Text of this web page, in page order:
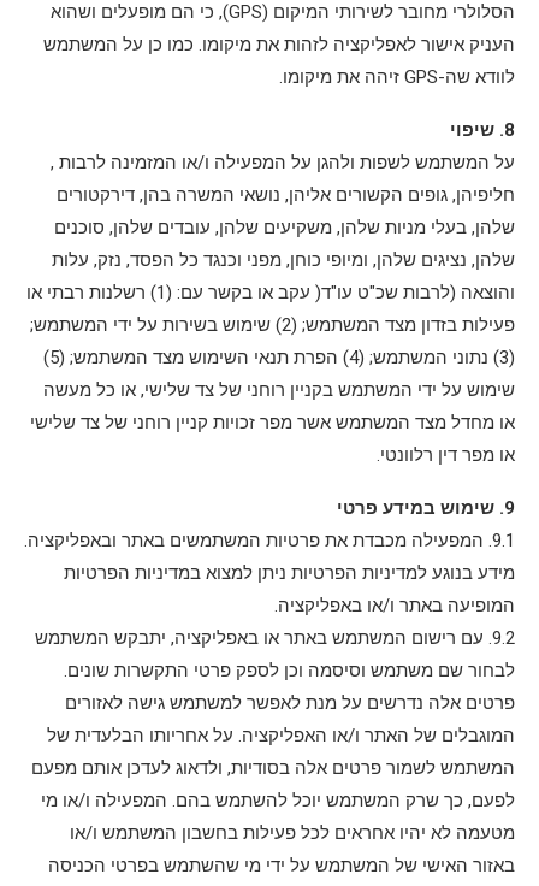
הסלולרי מחובר לשירותי המיקום (GPS), כי הם מופעלים ושהוא
העניק אישור לאפליקציה לזהות את מיקומו. כמו כן על המשתמש
לוודא שה-GPS זיהה את מיקומו.
8. שיפוי
על המשתמש לשפות ולהגן על המפעילה ו/או המזמינה לרבות ,
חליפיהן, גופים הקשורים אליהן, נושאי המשרה בהן, דירקטורים
שלהן, בעלי מניות שלהן, משקיעים שלהן, עובדים שלהן, סוכנים
שלהן, נציגים שלהן, ומיופי כוחן, מפני וכנגד כל הפסד, נזק, עלות
והוצאה (לרבות שכ"ט עו"ד( עקב או בקשר עם: (1) רשלנות רבתי או
פעילות בזדון מצד המשתמש; (2) שימוש בשירות על ידי המשתמש;
(3) נתוני המשתמש; (4) הפרת תנאי השימוש מצד המשתמש; (5)
שימוש על ידי המשתמש בקניין רוחני של צד שלישי, או כל מעשה
או מחדל מצד המשתמש אשר מפר זכויות קניין רוחני של צד שלישי
או מפר דין רלוונטי.
9. שימוש במידע פרטי
9.1. המפעילה מכבדת את פרטיות המשתמשים באתר ובאפליקציה.
מידע בנוגע למדיניות הפרטיות ניתן למצוא במדיניות הפרטיות
המופיעה באתר ו/או באפליקציה.
9.2. עם רישום המשתמש באתר או באפליקציה, יתבקש המשתמש
לבחור שם משתמש וסיסמה וכן לספק פרטי התקשרות שונים.
פרטים אלה נדרשים על מנת לאפשר למשתמש גישה לאזורים
המוגבלים של האתר ו/או האפליקציה. על אחריותו הבלעדית של
המשתמש לשמור פרטים אלה בסודיות, ולדאוג לעדכן אותם מפעם
לפעם, כך שרק המשתמש יוכל להשתמש בהם. המפעילה ו/או מי
מטעמה לא יהיו אחראים לכל פעילות בחשבון המשתמש ו/או
באזור האישי של המשתמש על ידי מי שהשתמש בפרטי הכניסה